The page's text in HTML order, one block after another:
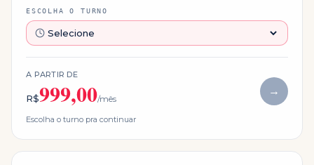
ESCOLHA O TURNO
A PARTIR DE
R$999,00/mês
→
Escolha o turno pra continuar